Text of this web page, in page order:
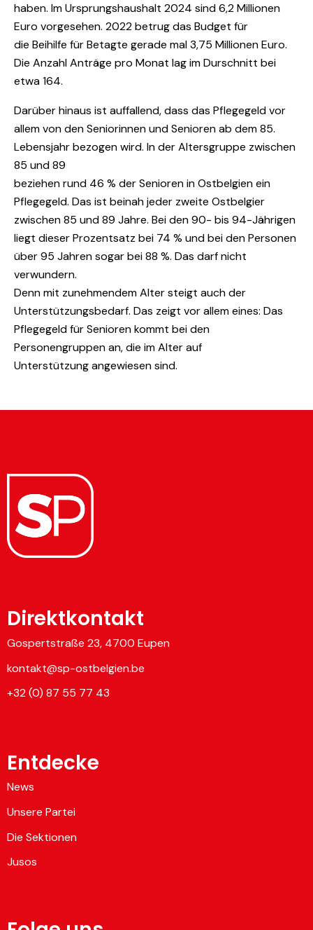
haben. Im Ursprungshaushalt 2024 sind 6,2 Millionen
Euro vorgesehen. 2022 betrug das Budget für
die Beihilfe für Betagte gerade mal 3,75 Millionen Euro.
Die Anzahl Anträge pro Monat lag im Durschnitt bei
etwa 164.
Darüber hinaus ist auffallend, dass das Pflegegeld vor
allem von den Seniorinnen und Senioren ab dem 85.
Lebensjahr bezogen wird. In der Altersgruppe zwischen
85 und 89
beziehen rund 46 % der Senioren in Ostbelgien ein
Pflegegeld. Das ist beinah jeder zweite Ostbelgier
zwischen 85 und 89 Jahre. Bei den 90- bis 94-Jährigen
liegt dieser Prozentsatz bei 74 % und bei den Personen
über 95 Jahren sogar bei 88 %. Das darf nicht
verwundern.
Denn mit zunehmendem Alter steigt auch der
Unterstützungsbedarf. Das zeigt vor allem eines: Das
Pflegegeld für Senioren kommt bei den
Personengruppen an, die im Alter auf
Unterstützung angewiesen sind.
Direktkontakt
Gospertstraße 23, 4700 Eupen
kontakt@sp-ostbelgien.be
+32 (0) 87 55 77 43
Entdecke
News
Unsere Partei
Die Sektionen
Jusos